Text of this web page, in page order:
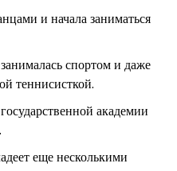
и начала заниматься
спортом и даже
теннисисткой.
академии
еще несколькими